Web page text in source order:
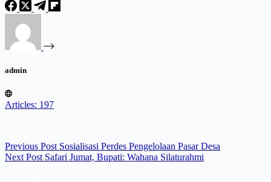
admin
Articles: 197
Previous Post Sosialisasi Perdes Pengelolaan Pasar Desa
Next Post Safari Jumat, Bupati: Wahana Silaturahmi